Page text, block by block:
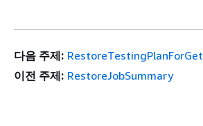
다음 주제: RestoreTestingPlanForGet
이전 주제: RestoreJobSummary